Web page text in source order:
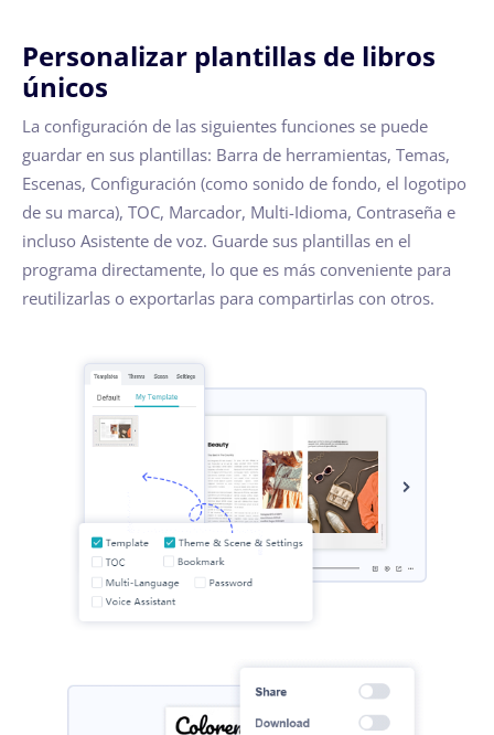
Personalizar plantillas de libros
únicos
La configuración de las siguientes funciones se puede
guardar en sus plantillas: Barra de herramientas, Temas,
Escenas, Configuración (como sonido de fondo, el logotipo
de su marca), TOC, Marcador, Multi-Idioma, Contraseña e
incluso Asistente de voz. Guarde sus plantillas en el
programa directamente, lo que es más conveniente para
reutilizarlas o exportarlas para compartirlas con otros.